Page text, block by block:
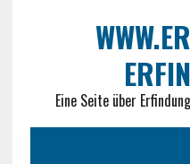
Eine Seite über